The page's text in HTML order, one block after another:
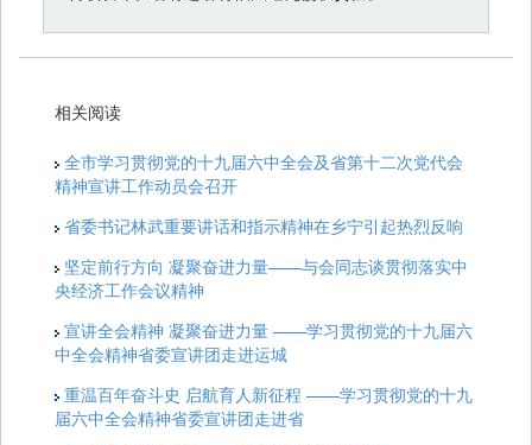
相关阅读
全市学习贯彻党的十九届六中全会及省第十二次党代会
精神宣讲工作动员会召开
省委书记林武重要讲话和指示精神在乡宁引起热烈反响​
坚定前行方向 凝聚奋进力量——与会同志谈贯彻落实中
央经济工作会议精神
宣讲全会精神 凝聚奋进力量 ——学习贯彻党的十九届六
中全会精神省委宣讲团走进运城
重温百年奋斗史 启航育人新征程 ——学习贯彻党的十九
届六中全会精神省委宣讲团走进省